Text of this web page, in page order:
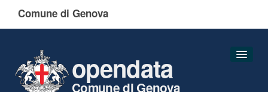
Comune di Genova
opendata
Comune di Genova